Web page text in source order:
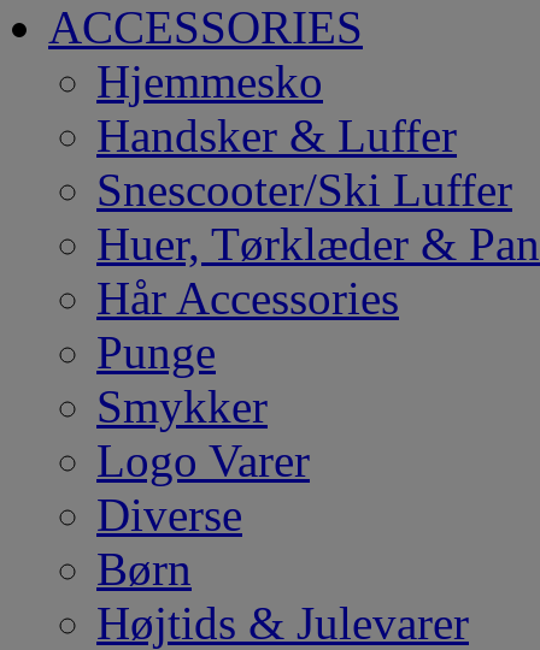
ACCESSORIES
Hjemmesko
Handsker & Luffer
Snescooter/Ski Luffer
Huer, Tørklæder &
Hår Accessories
Punge
Smykker
Logo Varer
Diverse
Børn
Højtids & Julevarer